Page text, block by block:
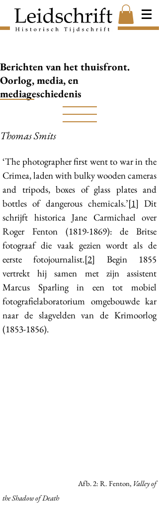
Berichten van het thuisfront.
Oorlog, media, en
mediageschiedenis
Thomas Smits
‘The photographer first went to war in the
Crimea, laden with bulky wooden cameras
and tripods, boxes of glass plates and
bottles of dangerous chemicals.’[1] Dit
schrijft historica Jane Carmichael over
Roger Fenton (1819-1869): de Britse
fotograaf die vaak gezien wordt als de
eerste fotojournalist.[2] Begin 1855
vertrekt hij samen met zijn assistent
Marcus Sparling in een tot mobiel
fotografielaboratorium omgebouwde kar
naar de slagvelden van de Krimoorlog
(1853-1856).
Afb. 2: R. Fenton, Valley of
the Shadow of Death